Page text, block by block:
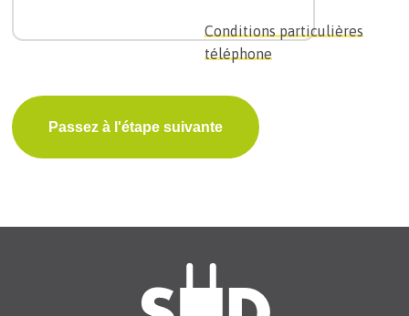
Conditions particulières
téléphone